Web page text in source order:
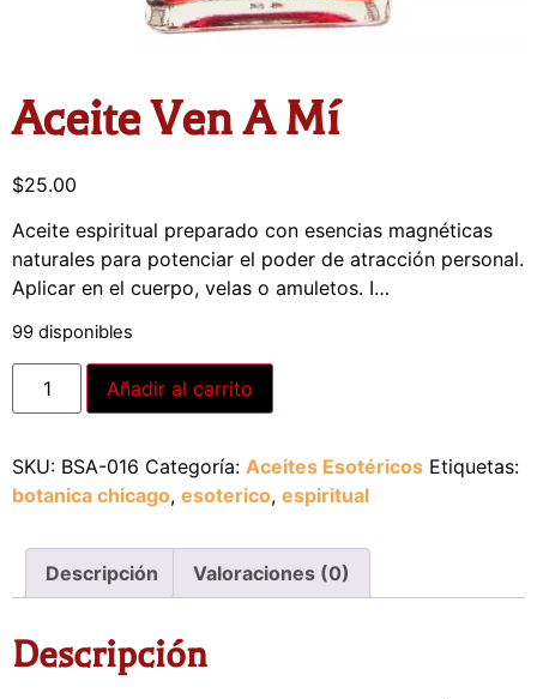
Aceite Ven A Mí
$25.00
Aceite espiritual preparado con esencias magnéticas
naturales para potenciar el poder de atracción personal.
Aplicar en el cuerpo, velas o amuletos. I…
99 disponibles
Añadir al carrito
SKU: BSA-016 Categoría: Aceites Esotéricos Etiquetas:
botanica chicago, esoterico, espiritual
Descripción Valoraciones (0)
Descripción